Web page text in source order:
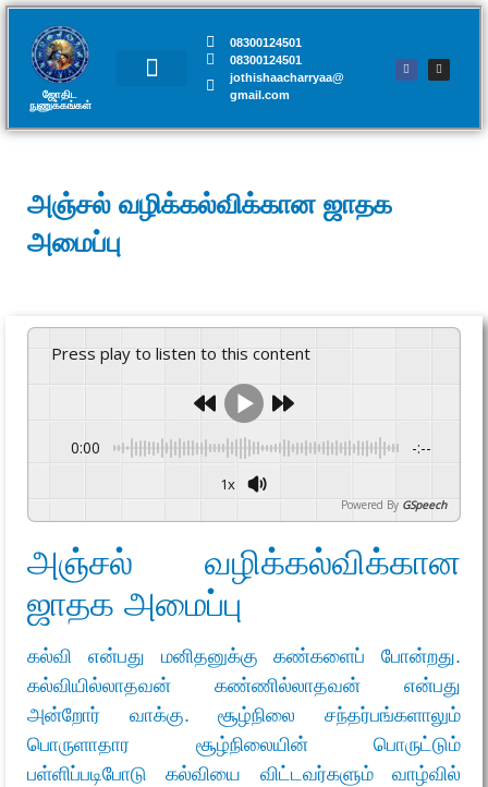
ஜோதிட
நுணுக்கங்கள்​
08300124501
08300124501
jothishaacharryaa@
gmail.com
அஞ்சல் வழிக்கல்விக்கான ஜாதக
அமைப்பு
Press play to listen to this content
0:00 -:--
1x
Powered By GSpeech
அஞ்சல் வழிக்கல்விக்கான
ஜாதக அமைப்பு
கல்வி என்பது மனிதனுக்கு கண்களைப் போன்றது.
கல்வியில்லாதவன் கண்ணில்லாதவன் என்பது
அன்றோர் வாக்கு. சூழ்நிலை சந்தர்பங்களாலும்
பொருளாதார சூழ்நிலையின் பொருட்டும்
பள்ளிப்படிபோடு கல்வியை விட்டவர்களும் வாழ்வில்